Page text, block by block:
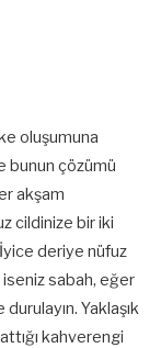
oluşumuna
bunun çözümü
akşam
cildinize bir iki
deriye nüfuz
iseniz sabah, eğer
Yaklaşık
kahverengi